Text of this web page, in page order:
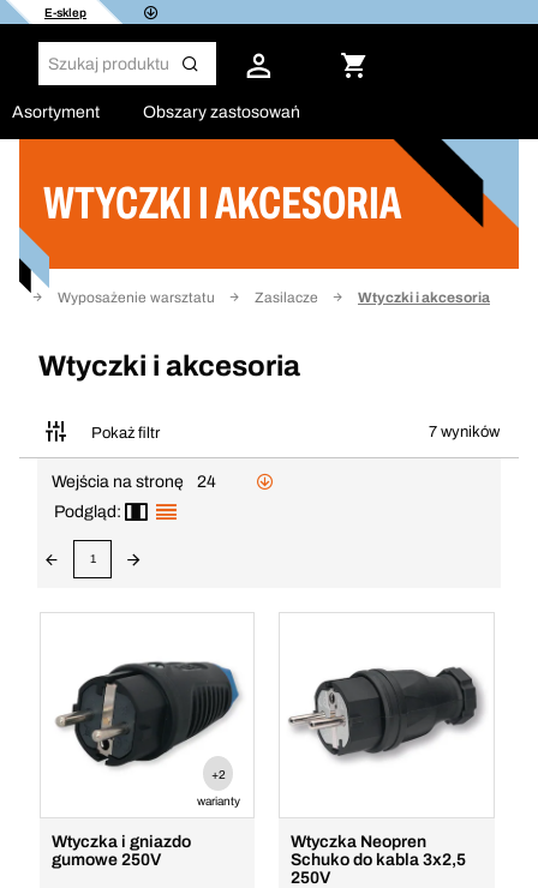
E-sklep
Asortyment Obszary zastosowań
WTYCZKI I AKCESORIA
Wyposażenie warsztatu Zasilacze Wtyczki i akcesoria
Wtyczki i akcesoria
Pokaż filtr 7 wyników
Filtruj
Wejścia na stronę
24
Podgląd:
1
+2
warianty
Wtyczka i gniazdo
gumowe 250V
Wtyczka Neopren
Schuko do kabla 3x2,5
250V